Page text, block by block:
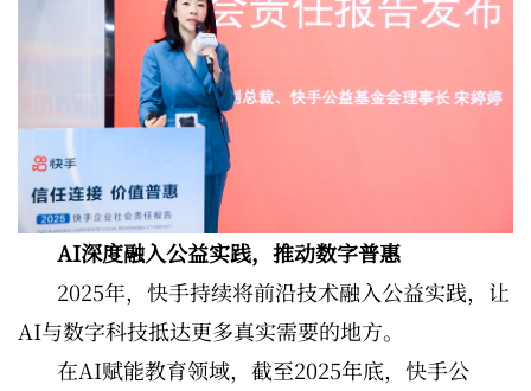
AI深度融入公益实践，推动数字普惠
2025年，快手持续将前沿技术融入公益实践，让
AI与数字科技抵达更多真实需要的地方。
在AI赋能教育领域，截至2025年底，快手公